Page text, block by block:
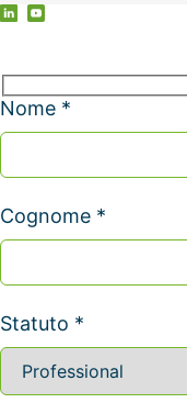
Nome *
Cognome *
Statuto *